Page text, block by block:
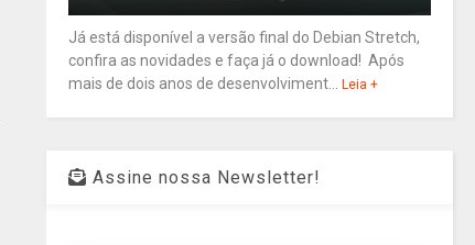
Já está disponível a versão final do Debian Stretch,
confira as novidades e faça já o download! Após
mais de dois anos de desenvolviment... Leia +
Assine nossa Newsletter!